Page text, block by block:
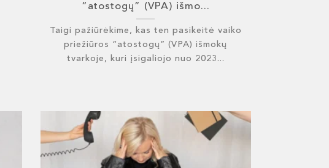
“atostogų” (VPA) išmo...
Taigi pažiūrėkime, kas ten pasikeitė vaiko
priežiūros “atostogų” (VPA) išmokų
tvarkoje, kuri įsigaliojo nuo 2023...